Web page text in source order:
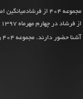
آشنا حضور دارند. مجموعه 404 روایت کننده ی داستانی...